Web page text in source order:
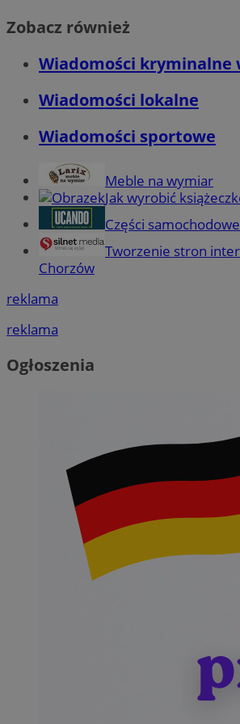
Zobacz również
Wiadomości kryminalne
Wiadomości lokalne
Wiadomości sportowe
Meble na wymiar
Jak wyrobić
Części
Tworzenie stron
Chorzów
reklama
reklama
Ogłoszenia